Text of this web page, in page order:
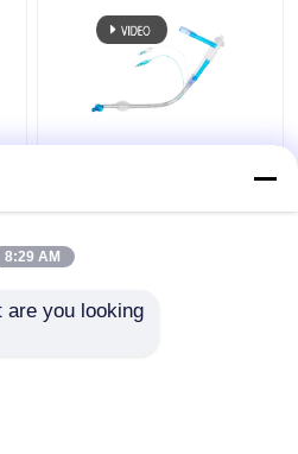
8:29 AM
are you looking